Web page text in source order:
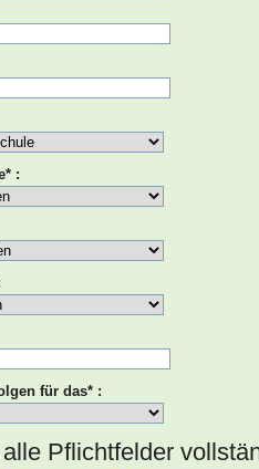
:
für das* :
Pflichtfelder